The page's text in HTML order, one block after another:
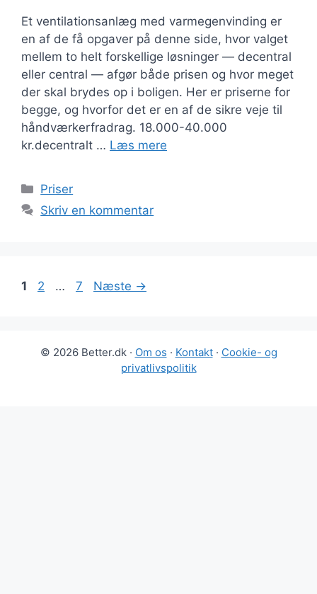
Et ventilationsanlæg med varmegenvinding er
en af de få opgaver på denne side, hvor valget
mellem to helt forskellige løsninger — decentral
eller central — afgør både prisen og hvor meget
der skal brydes op i boligen. Her er priserne for
begge, og hvorfor det er en af de sikre veje til
håndværkerfradrag. 18.000-40.000
kr.decentralt … Læs mere
Kategorier
Priser
Skriv en kommentar
Side
1 Side
2 … Side
7 Næste →
© 2026 Better.dk · Om os · Kontakt· Cookie- og
privatlivspolitik